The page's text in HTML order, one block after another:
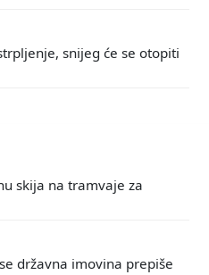
snijeg će se otopiti
skija na tramvaje za
državna imovina prepiše